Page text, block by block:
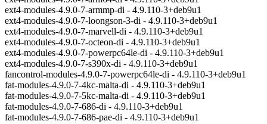
ext4-modules-4.9.0-7-armmp-di - 4.9.110-3+deb9u1
ext4-modules-4.9.0-7-loongson-3-di - 4.9.110-3+deb9u1
ext4-modules-4.9.0-7-marvell-di - 4.9.110-3+deb9u1
ext4-modules-4.9.0-7-octeon-di - 4.9.110-3+deb9u1
ext4-modules-4.9.0-7-powerpc64le-di - 4.9.110-3+deb9u1
ext4-modules-4.9.0-7-s390x-di - 4.9.110-3+deb9u1
fancontrol-modules-4.9.0-7-powerpc64le-di - 4.9.110-3+deb9u1
fat-modules-4.9.0-7-4kc-malta-di - 4.9.110-3+deb9u1
fat-modules-4.9.0-7-5kc-malta-di - 4.9.110-3+deb9u1
fat-modules-4.9.0-7-686-di - 4.9.110-3+deb9u1
fat-modules-4.9.0-7-686-pae-di - 4.9.110-3+deb9u1